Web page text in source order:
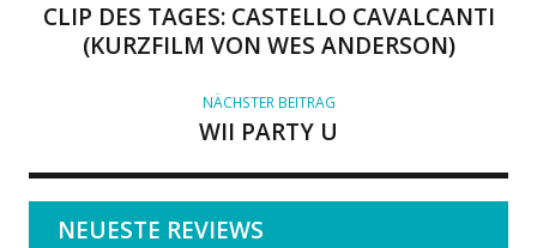
CLIP DES TAGES: CASTELLO CAVALCANTI
(KURZFILM VON WES ANDERSON)
NÄCHSTER BEITRAG
WII PARTY U
NEUESTE REVIEWS